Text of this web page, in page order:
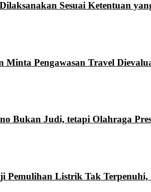
Sesuai Ketentuan
Pengawasan Travel
Bukan Judi, tetapi Olahraga
Listrik Tak